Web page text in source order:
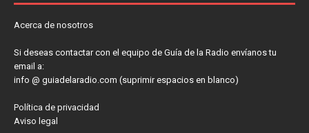
Acerca de nosotros
Si deseas contactar con el equipo de Guía de la Radio envíanos tu
email a:
info @ guiadelaradio.com (suprimir espacios en blanco)
Política de privacidad
Aviso legal